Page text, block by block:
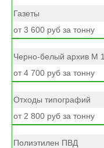
Газеты
от 3 600 руб за тонну
Черно-белый архив М 1
от 4 700 руб за тонну
Отходы типографий
от 2 800 руб за тонну
Полиэтилен ПВД